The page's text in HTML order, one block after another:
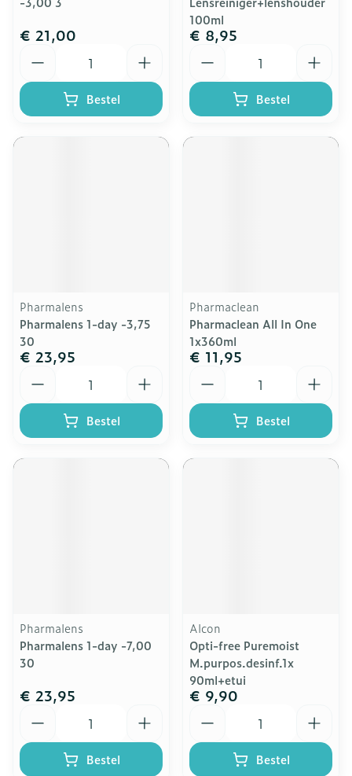
€ 21,00
Bestel
100ml
€ 8,95
Bestel
Pharmalens
Pharmalens 1-day -3,75
30
€ 23,95
Bestel
Pharmaclean
Pharmaclean All In One
1x360ml
€ 11,95
Bestel
Pharmalens
Pharmalens 1-day -7,00
30
€ 23,95
Bestel
Alcon
Opti-free Puremoist
M.purpos.desinf.1x
90ml+etui
€ 9,90
Bestel